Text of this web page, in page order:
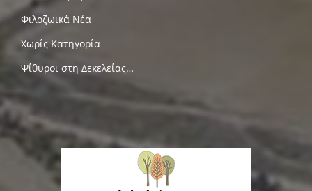
Φιλοζωικά Νέα
Χωρίς Κατηγορία
Ψίθυροι στη Δεκελείας…